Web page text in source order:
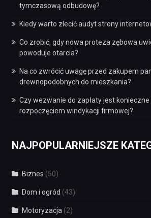
tymczasową odbudowę?
Kiedy warto zlecić audyt strony
Co zrobić, gdy nowa proteza zębowa
powoduje otarcia?
Na co zwrócić uwagę przed zakupem
drewnopodobnych do mieszkania?
Czy wezwanie do zapłaty jest konieczne
rozpoczęciem windykacji firmowej?
NAJPOPULARNIEJSZE
Biznes (50)
Dom i ogród (43)
Motoryzacja(2)